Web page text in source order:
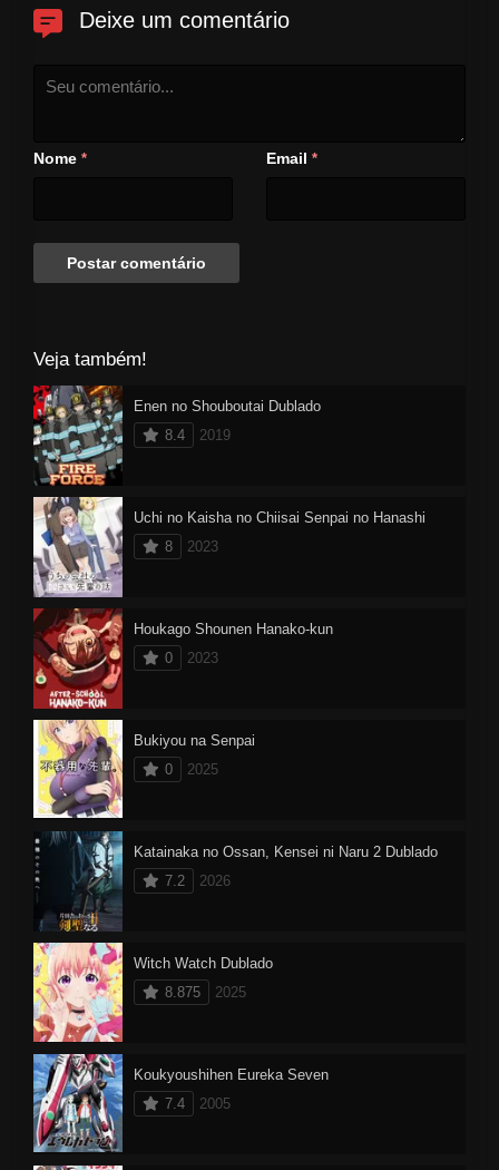
Deixe um comentário
Nome * Email *
Veja também!
Enen no Shouboutai Dublado
8.4
2019
Uchi no Kaisha no Chiisai Senpai no Hanashi
8
2023
Houkago Shounen Hanako-kun
0
2023
Bukiyou na Senpai
0
2025
Katainaka no Ossan, Kensei ni Naru 2 Dublado
7.2
2026
Witch Watch Dublado
8.875
2025
Koukyoushihen Eureka Seven
7.4
2005